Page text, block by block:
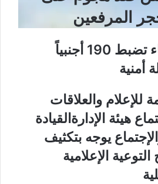
المرفعين
شرطة جبل أولياء تضبط 190 أجنبياً
أمنية
للإعلام والعلاقات
هيئة الإدارةالقيادة
يوجه بتكثيف
الإعلامية